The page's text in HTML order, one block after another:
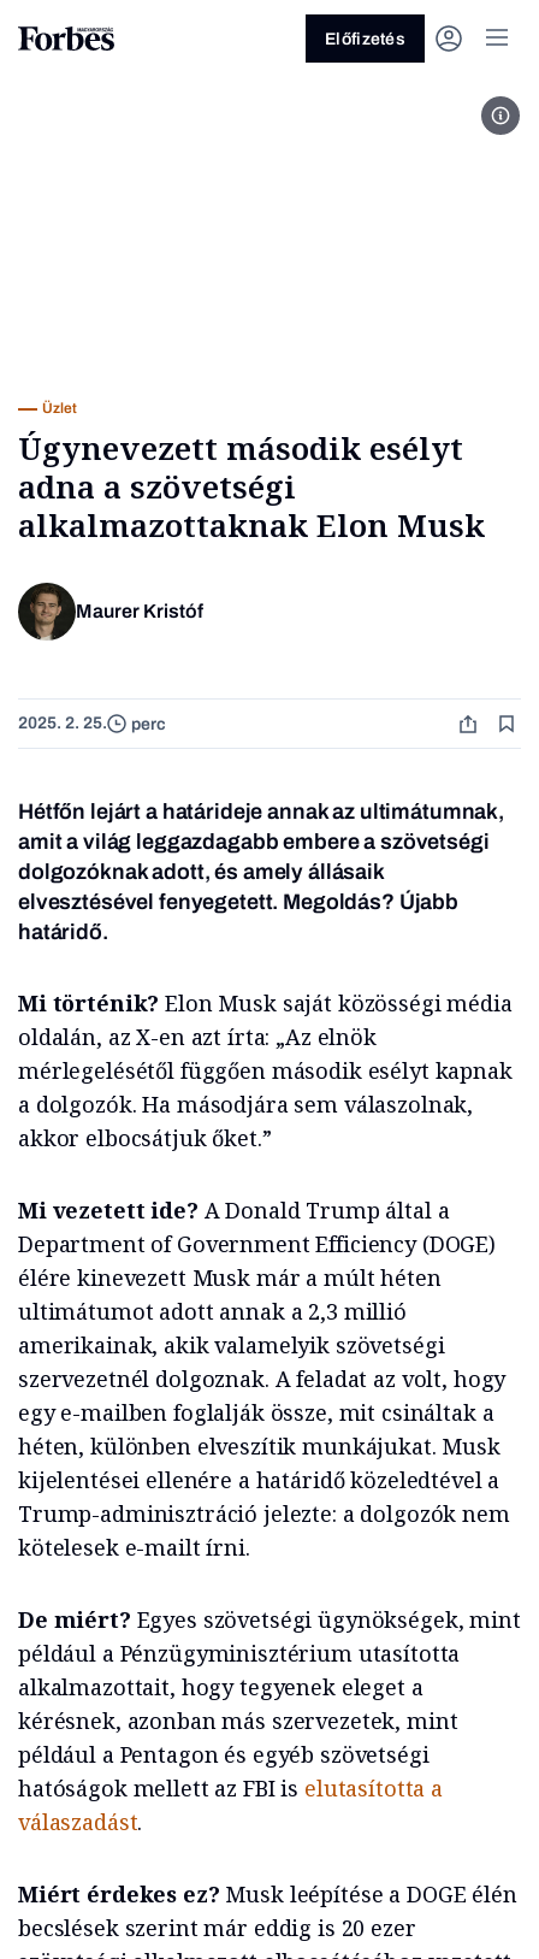
Előfizetés
Üzlet
Úgynevezett második esélyt
adna a szövetségi
alkalmazottaknak Elon Musk
Maurer Kristóf
2025. 2. 25. perc
Hétfőn lejárt a határideje annak az ultimátumnak,
amit a világ leggazdagabb embere a szövetségi
dolgozóknak adott, és amely állásaik
elvesztésével fenyegetett. Megoldás? Újabb
határidő.
Mi történik? Elon Musk saját közösségi média
oldalán, az X-en azt írta: „Az elnök
mérlegelésétől függően második esélyt kapnak
a dolgozók. Ha másodjára sem válaszolnak,
akkor elbocsátjuk őket.”
Mi vezetett ide? A Donald Trump által a
Department of Government Efficiency (DOGE)
élére kinevezett Musk már a múlt héten
ultimátumot adott annak a 2,3 millió
amerikainak, akik valamelyik szövetségi
szervezetnél dolgoznak. A feladat az volt, hogy
egy e-mailben foglalják össze, mit csináltak a
héten, különben elveszítik munkájukat. Musk
kijelentései ellenére a határidő közeledtével a
Trump-adminisztráció jelezte: a dolgozók nem
kötelesek e-mailt írni.
De miért? Egyes szövetségi ügynökségek, mint
például a Pénzügyminisztérium utasította
alkalmazottait, hogy tegyenek eleget a
kérésnek, azonban más szervezetek, mint
például a Pentagon és egyéb szövetségi
hatóságok mellett az FBI is elutasította a
válaszadást.
Miért érdekes ez? Musk leépítése a DOGE élén
becslések szerint már eddig is 20 ezer